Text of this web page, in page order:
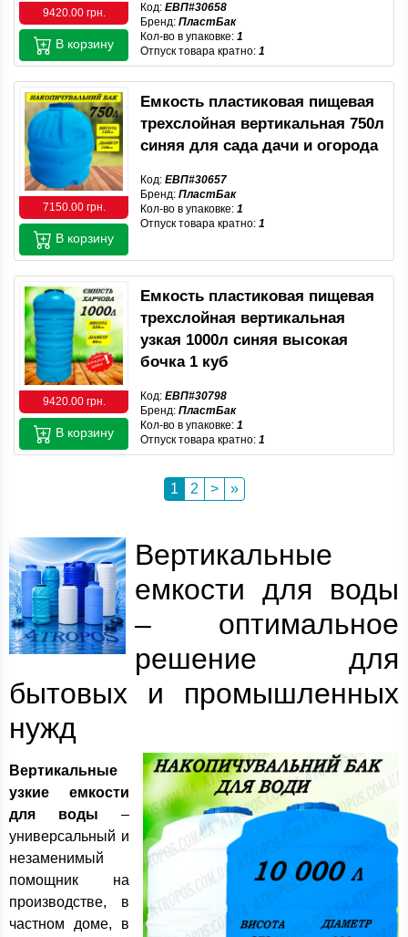
9420.00 грн. Код: ЕВП#30658
Бренд: ПластБак
Кол-во в упаковке: 1
Отпуск товара кратно: 1
В корзину
7150.00 грн.
Емкость пластиковая пищевая
трехслойная вертикальная 750л
синяя для сада дачи и огорода
Код: ЕВП#30657
Бренд: ПластБак
Кол-во в упаковке: 1
Отпуск товара кратно: 1
В корзину
9420.00 грн.
Емкость пластиковая пищевая
трехслойная вертикальная
узкая 1000л синяя высокая
бочка 1 куб
Код: ЕВП#30798
Бренд: ПластБак
Кол-во в упаковке: 1
Отпуск товара кратно: 1
В корзину
1 2 > »
Вертикальные
емкости для воды
– оптимальное
решение для
бытовых и промышленных
нужд
Вертикальные
узкие емкости
для воды –
универсальный и
незаменимый
помощник на
производстве, в
частном доме, в